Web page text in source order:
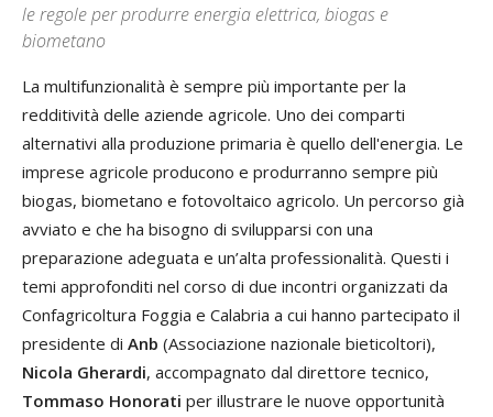
le regole per produrre energia elettrica, biogas e
biometano
La multifunzionalità è sempre più importante per la
redditività delle aziende agricole. Uno dei comparti
alternativi alla produzione primaria è quello dell'energia. Le
imprese agricole producono e produrranno sempre più
biogas, biometano e fotovoltaico agricolo. Un percorso già
avviato e che ha bisogno di svilupparsi con una
preparazione adeguata e un’alta professionalità. Questi i
temi approfonditi nel corso di due incontri organizzati da
Confagricoltura Foggia e Calabria a cui hanno partecipato il
presidente di Anb (Associazione nazionale bieticoltori),
Nicola Gherardi, accompagnato dal direttore tecnico,
Tommaso Honorati per illustrare le nuove opportunità